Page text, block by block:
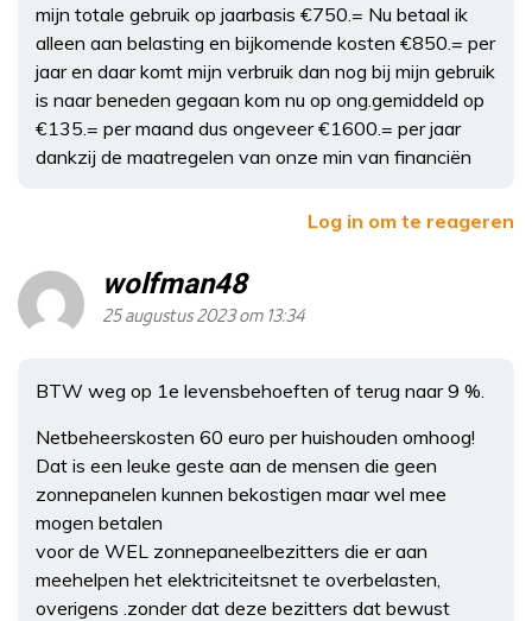
mijn totale gebruik op jaarbasis €750.= Nu betaal ik
alleen aan belasting en bijkomende kosten €850.= per
jaar en daar komt mijn verbruik dan nog bij mijn gebruik
is naar beneden gegaan kom nu op ong.gemiddeld op
€135.= per maand dus ongeveer €1600.= per jaar
dankzij de maatregelen van onze min van financiën
Log in om te reageren
wolfman48
25 augustus 2023 om 13:34
BTW weg op 1e levensbehoeften of terug naar 9 %.
Netbeheerskosten 60 euro per huishouden omhoog!
Dat is een leuke geste aan de mensen die geen
zonnepanelen kunnen bekostigen maar wel mee
mogen betalen
voor de WEL zonnepaneelbezitters die er aan
meehelpen het elektriciteitsnet te overbelasten,
overigens .zonder dat deze bezitters dat bewust